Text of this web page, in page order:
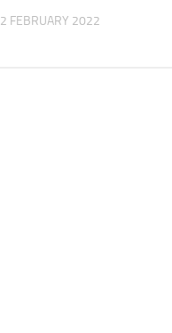
2 FEBRUARY 2022